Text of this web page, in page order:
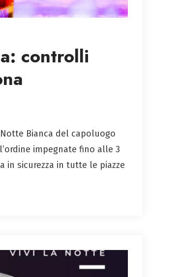
controlli
Bianca del capoluogo
impegnate fino alle 3
in sicurezza in tutte le piazze